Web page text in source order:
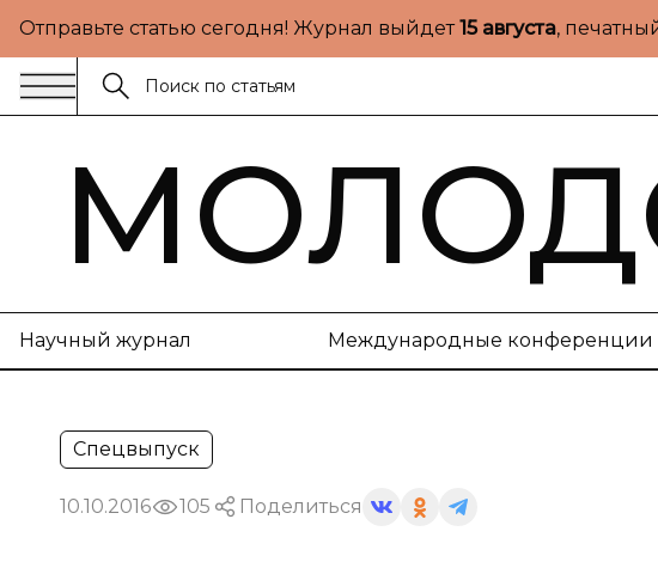
Отправьте статью сегодня! Журнал выйдет15 августа,
Научный журнал Международные конференции
Спецвыпуск
10.10.2016 105 Поделиться